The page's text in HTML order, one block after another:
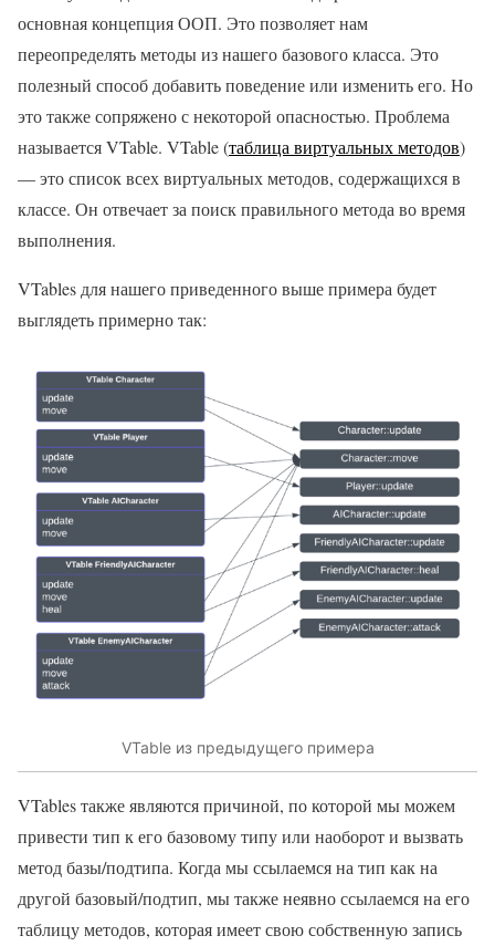
основная концепция ООП. Это позволяет нам
переопределять методы из нашего базового класса. Это
полезный способ добавить поведение или изменить его. Но
это также сопряжено с некоторой опасностью. Проблема
называется VTable. VTable (таблица виртуальных методов)
— это список всех виртуальных методов, содержащихся в
классе. Он отвечает за поиск правильного метода во время
выполнения.
VTables для нашего приведенного выше примера будет
выглядеть примерно так:
VTable из предыдущего примера
VTables также являются причиной, по которой мы можем
привести тип к его базовому типу или наоборот и вызвать
метод базы/подтипа. Когда мы ссылаемся на тип как на
другой базовый/подтип, мы также неявно ссылаемся на его
таблицу методов, которая имеет свою собственную запись